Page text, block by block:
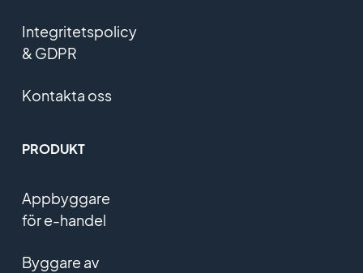
Integritetspolicy
& GDPR
Kontakta oss
PRODUKT
Appbyggare
för e-handel
Byggare av